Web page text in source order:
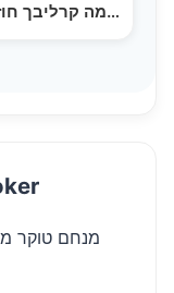
קולו של ר׳ שלמה קרליבך חוזר לחיים | מוצ״ש חי עם מנחם טוקר